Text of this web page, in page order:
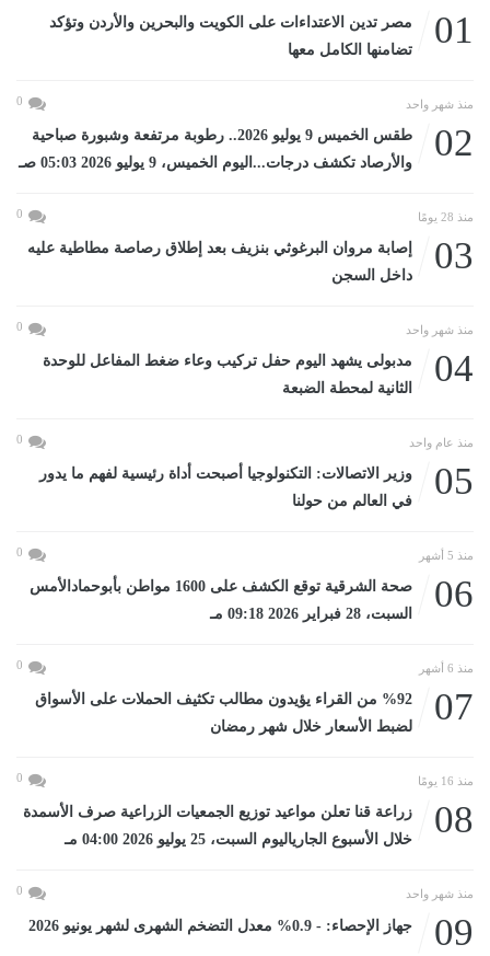
01
مصر تدين الاعتداءات على الكويت والبحرين والأردن وتؤكد
تضامنها الكامل معها
منذ شهر واحد 0
02
طقس الخميس 9 يوليو 2026.. رطوبة مرتفعة وشبورة صباحية
والأرصاد تكشف درجات...اليوم الخميس، 9 يوليو 2026 05:03 صـ
منذ 28 يومًا 0
03
إصابة مروان البرغوثي بنزيف بعد إطلاق رصاصة مطاطية عليه
داخل السجن
منذ شهر واحد 0
04
مدبولى يشهد اليوم حفل تركيب وعاء ضغط المفاعل للوحدة
الثانية لمحطة الضبعة
منذ عام واحد 0
05
وزير الاتصالات: التكنولوجيا أصبحت أداة رئيسية لفهم ما يدور
في العالم من حولنا
منذ 5 أشهر 0
06
صحة الشرقية توقع الكشف على 1600 مواطن بأبوحمادالأمس
السبت، 28 فبراير 2026 09:18 مـ
منذ 6 أشهر 0
07
%92 من القراء يؤيدون مطالب تكثيف الحملات على الأسواق
لضبط الأسعار خلال شهر رمضان
منذ 16 يومًا 0
08
زراعة قنا تعلن مواعيد توزيع الجمعيات الزراعية صرف الأسمدة
خلال الأسبوع الجارياليوم السبت، 25 يوليو 2026 04:00 مـ
منذ شهر واحد 0
09 جهاز الإحصاء: - 0.9% معدل التضخم الشهرى لشهر يونيو 2026